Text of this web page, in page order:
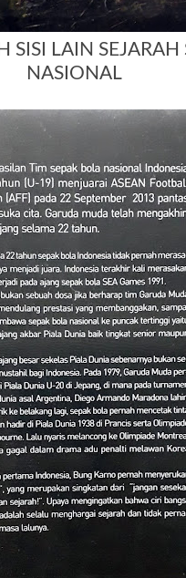
SISI LAIN
NASIONAL